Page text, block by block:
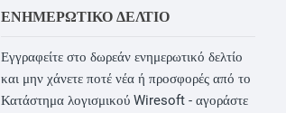
ΕΝΗΜΕΡΩΤΙΚΌ ΔΕΛΤΊΟ
Εγγραφείτε στο δωρεάν ενημερωτικό δελτίο
και μην χάνετε ποτέ νέα ή προσφορές από το
Κατάστημα λογισμικού Wiresoft - αγοράστε